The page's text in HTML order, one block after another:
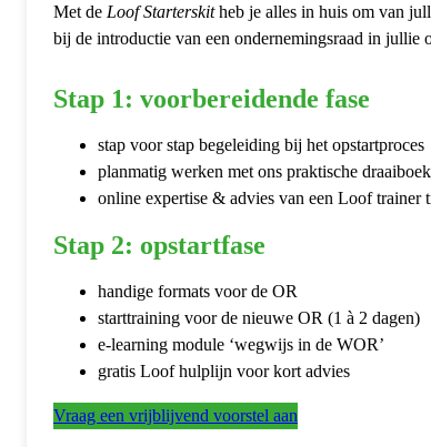
Met de Loof Starterskitheb je alles in huis om van
bij de introductie van een ondernemingsraad in jullie
Stap 1: voorbereidende fase
stap voor stap begeleiding bij het opstartproces
planmatig werken met ons praktische draaiboek
online expertise & advies van een Loof trainer
Stap 2: opstartfase
handige formats voor de OR
starttraining voor de nieuwe OR (1 à 2 dagen)
e-learning module ‘wegwijs in de WOR’
gratis Loof hulplijn voor kort advies
Vraag een vrijblijvend voorstel aan